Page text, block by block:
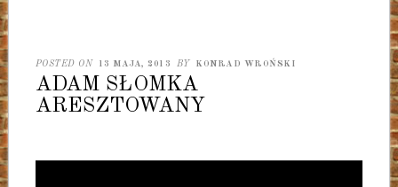
POSTED ON 13 MAJA, 2013 BY KONRAD WROŃSKI
ADAM SŁOMKA
ARESZTOWANY